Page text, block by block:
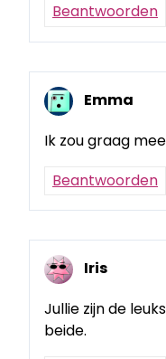
Beantwoorden
Emma
Ik zou graag
Beantwoorden
Iris
Jullie zijn de
beide.